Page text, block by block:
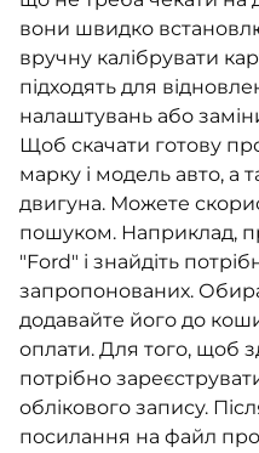
вони швидко
вручну калібрувати
підходять для
налаштувань або
Щоб скачати готову
марку і модель авто, а
двигуна. Можете
пошуком. Наприклад,
"Ford" і знайдіть
запропонованих.
додавайте його до
оплати. Для того, щоб
потрібно
облікового запису.
посилання на файл